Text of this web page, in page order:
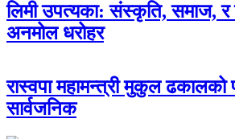
लिमी उपत्यका: संस्कृति, समाज,
अनमोल धरोहर
रास्वपा महामन्त्री मुकुल ढकालको
सार्वजनिक